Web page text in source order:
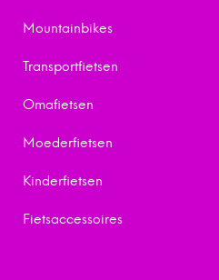
Mountainbikes
Transportfietsen
Omafietsen
Moederfietsen
Kinderfietsen
Fietsaccessoires